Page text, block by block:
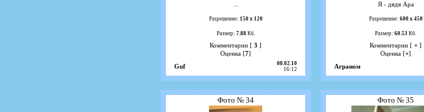
Разрешение: 150 х 120
Размер: 7.88Кб.
Комментарии [ 3 ]
Оценка [7]
Guf
08.02.10
16:12
Я - дядя Ара
Разрешение: 600 х 450
Размер: 60.53 Кб.
Комментарии [ + ]
Оценка [+]
Аграном
Фото № 34 Фото № 35